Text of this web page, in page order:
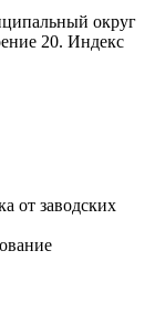
округ
20. Индекс
от заводских